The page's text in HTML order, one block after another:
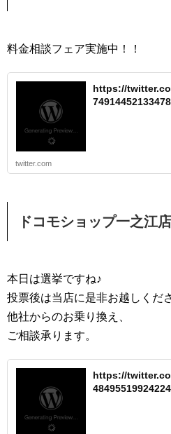
料金相談フェア実施中！！
https://
twitter.com
ドコモショップ一之江店
本日は選挙ですね♪
投票後は当店に是非お越しくだ
他社からのお乗り換え、
ご相談承ります。
https://
48495519924224